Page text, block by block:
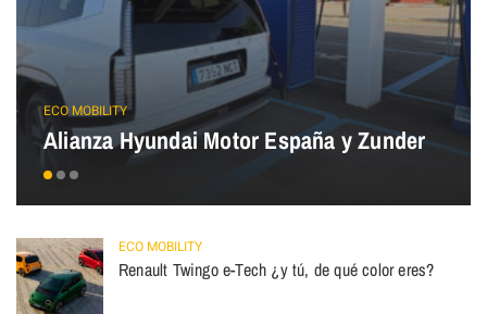
ECO MOBILITY
Alianza Hyundai Motor España y Zunder
ECO MOBILITY
Renault Twingo e-Tech ¿y tú, de qué color eres?